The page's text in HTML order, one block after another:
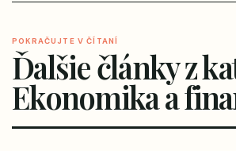
POKRAČUJTE V ČÍTANÍ
Ďalšie články z
Ekonomika a